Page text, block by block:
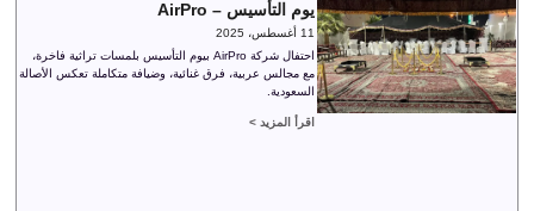
يوم التأسيس – AirPro
11 أغسطس، 2025
احتفال شركة AirPro بيوم التأسيس بلمسات تراثية فاخرة،
مع مجالس عربية، فرق غنائية، وضيافة متكاملة تعكس الأصالة
السعودية.
اقرأ المزيد >